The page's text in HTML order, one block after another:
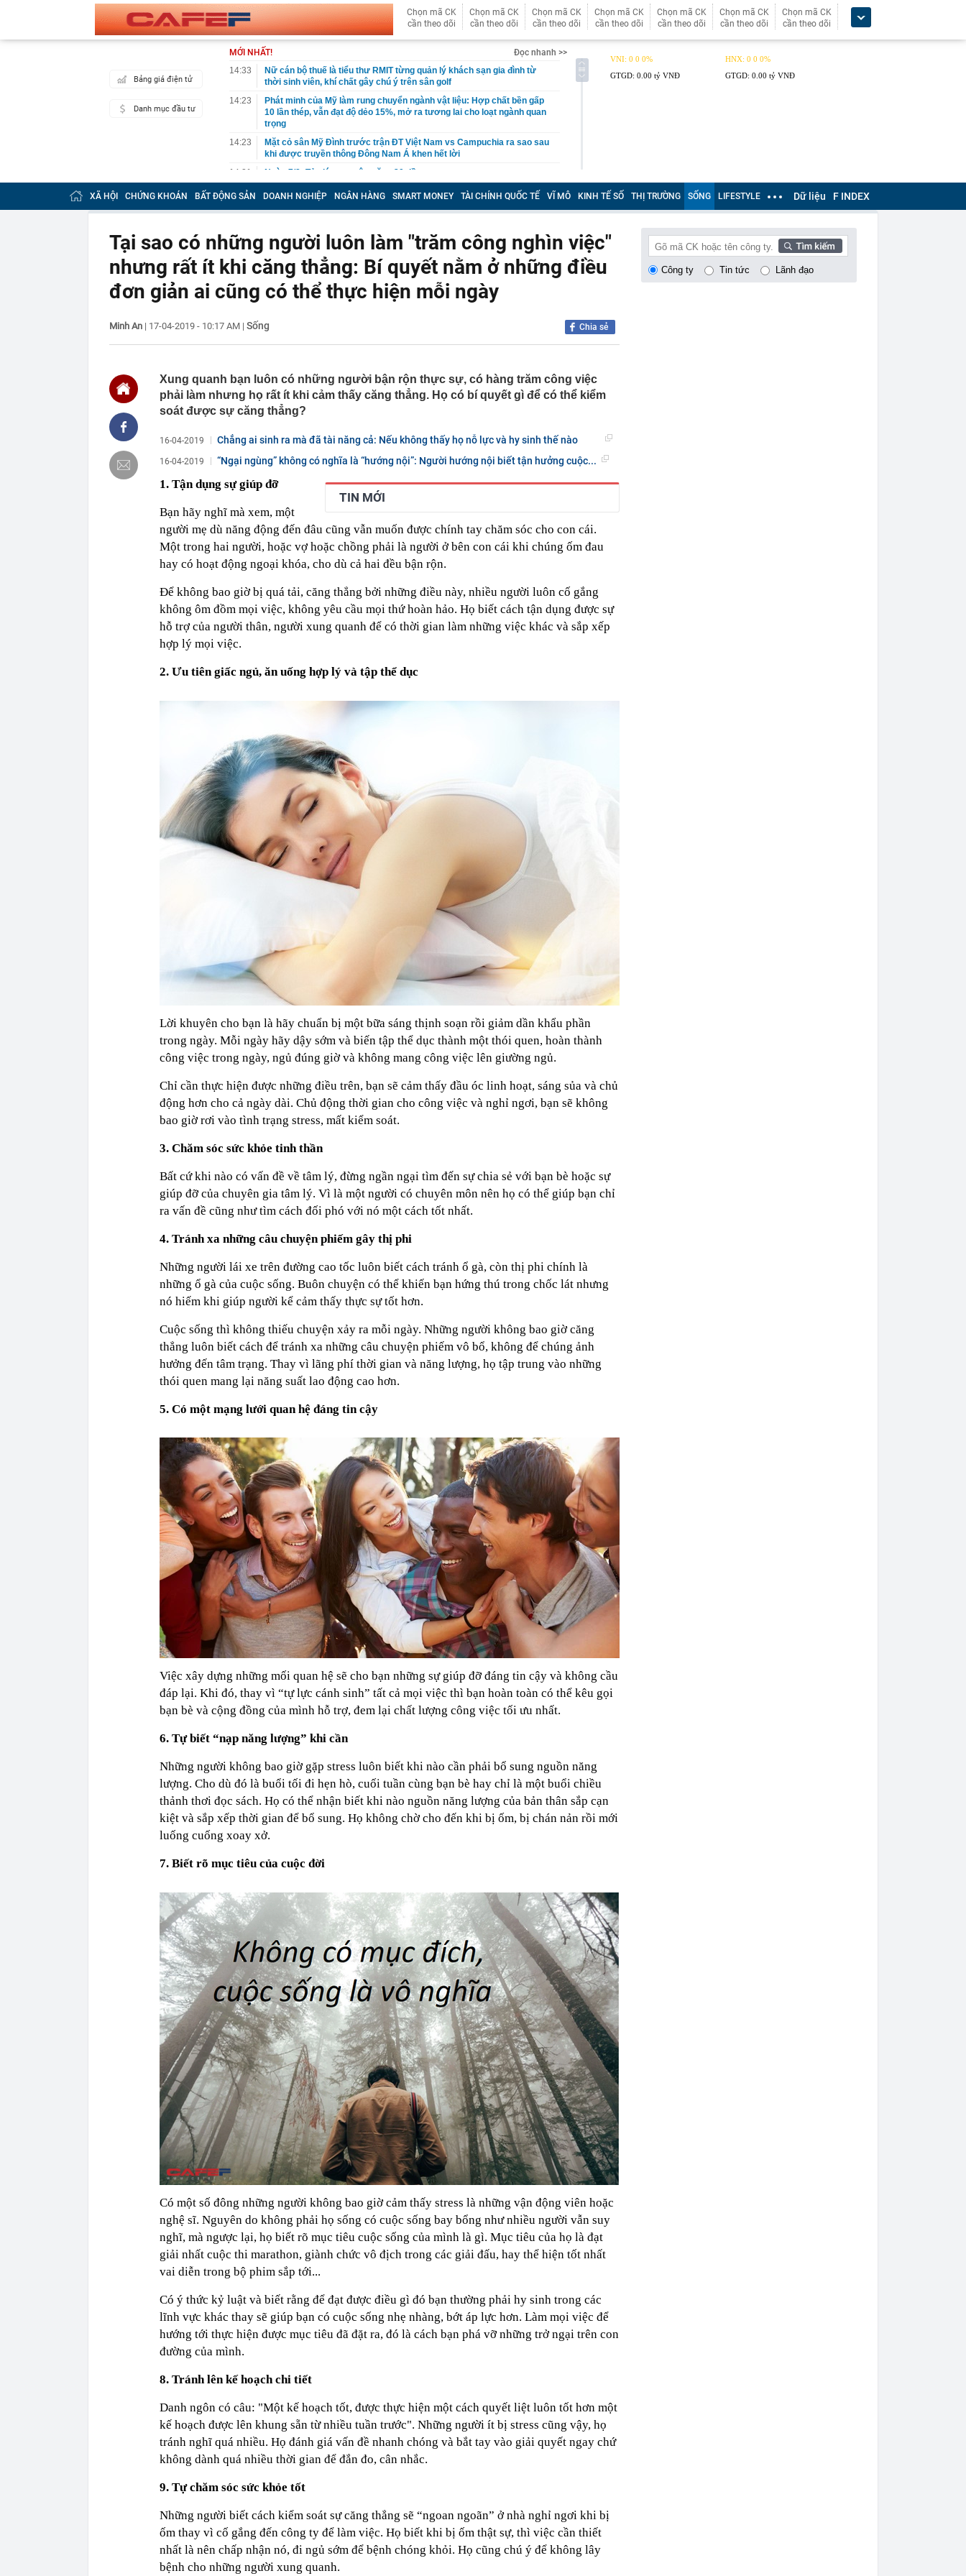
Chọn mã CK
cần theo dõi
Chọn mã CK
cần theo dõi
Chọn mã CK
cần theo dõi
Chọn mã CK
cần theo dõi
Chọn mã CK
cần theo dõi
Chọn mã CK
cần theo dõi
Chọn mã CK
cần theo dõi
Bảng giá điện tử
Danh mục đầu tư
MỚI NHẤT!
Đọc nhanh >>
14:33
Nữ cán bộ thuế là tiểu thư RMIT từng quản lý khách sạn gia đình từ
thời sinh viên, khí chất gây chú ý trên sân golf
14:23
Phát minh của Mỹ làm rung chuyển ngành vật liệu: Hợp chất bền gấp
10 lần thép, vẫn đạt độ dẻo 15%, mở ra tương lai cho loạt ngành quan
trọng
14:23
Mặt cỏ sân Mỹ Đình trước trận ĐT Việt Nam vs Campuchia ra sao sau
khi được truyền thông Đông Nam Á khen hết lời
14:21
Ngày 7/8: Tỷ giá trung tâm tăng 30 đồng
14:21
Việt Nam sắp có cao tốc 60km kết nối tới nước láng giềng: Liên danh
Sơn Hải trúng thầu hơn 5.000 tỷ đồng
giao công nghệ
14:18
Vinamilk sắp có thêm 8000 con bò
14:15
Ông Phạm Nhật Vượng xây công viên câu cá rừng ngập mặn 660 ha
rộng gấp 3 lần ở Singapore
14:15
Thi hành lệnh bắt tạm giam Văn Thị Thúy 37 tuổi liên quan số tiền 400
14:13
Khách Trung Quốc mê mẩn thức quà mùa thu này ở Hà Nội: Chỉ bán
theo mùa, ăn một lần là nhớ mãi
có cái nào thì xin chúc mừng!
14:02
Thương hiệu thời trang Việt thông báo đóng cửa sau 5 năm vận hành,
thừa nhận "không phải lúc nào cũng đẹp như trong ảnh"
14:00
TPHCM: Ô tô lưu thông một chiều đường Cách mạng Tháng Tám để thi
13:50
Tiếp viên hàng không hãng Vietnam Airlines mang quốc tịch Hàn Quốc:
Thuê nhà ở TP.HCM sống 1 mình, mê nhất là đi xe ôm công nghệ
Đại diện xã ở Lai Châu: Không tiếp nhận tiền từ thiện của Huấn Hoa
Hồng, chỉ có 24 bồn nước
13:46
Công an cảnh báo tới tất cả người dân khi làm hộ chiếu online
13:43
Một thành viên HĐQT VPBankS xin từ nhiệm
13:42
"Một thành phố toàn cầu không chỉ được xây bằng những công trình
biểu tượng, mà còn bằng những trải nghiệm khiến du khách muốn
quay trở lại"
XÃ HỘI CHỨNG KHOÁN BẤT ĐỘNG SẢN DOANH NGHIỆP NGÂN HÀNG SMART MONEY TÀI CHÍNH QUỐC TẾ VĨ MÔ KINH TẾ SỐ THỊ TRƯỜNG SỐNG LIFESTYLE Dữ liệu F INDEX
Tại sao có những người luôn làm "trăm công nghìn việc"
nhưng rất ít khi căng thẳng: Bí quyết nằm ở những điều
đơn giản ai cũng có thể thực hiện mỗi ngày
Minh An | 17-04-2019 - 10:17 AM | Sống Chia sẻ
Xung quanh bạn luôn có những người bận rộn thực sự, có hàng trăm công việc
phải làm nhưng họ rất ít khi cảm thấy căng thẳng. Họ có bí quyết gì để có thể kiểm
soát được sự căng thẳng?
16-04-2019
Chẳng ai sinh ra mà đã tài năng cả: Nếu không thấy họ nỗ lực và hy sinh thế nào
16-04-2019 “Ngại ngùng” không có nghĩa là “hướng nội”: Người hướng nội biết tận hưởng cuộc...
TIN MỚI
1. Tận dụng sự giúp đỡ
Bạn hãy nghĩ mà xem, một
người mẹ dù năng động đến đâu cũng vẫn muốn được chính tay chăm sóc cho con cái.
Một trong hai người, hoặc vợ hoặc chồng phải là người ở bên con cái khi chúng ốm đau
hay có hoạt động ngoại khóa, cho dù cả hai đều bận rộn.
Để không bao giờ bị quá tải, căng thẳng bởi những điều này, nhiều người luôn cố gắng
không ôm đồm mọi việc, không yêu cầu mọi thứ hoàn hảo. Họ biết cách tận dụng được sự
hỗ trợ của người thân, người xung quanh để có thời gian làm những việc khác và sắp xếp
hợp lý mọi việc.
2. Ưu tiên giấc ngủ, ăn uống hợp lý và tập thể dục
Lời khuyên cho bạn là hãy chuẩn bị một bữa sáng thịnh soạn rồi giảm dần khẩu phần
trong ngày. Mỗi ngày hãy dậy sớm và biến tập thể dục thành một thói quen, hoàn thành
công việc trong ngày, ngủ đúng giờ và không mang công việc lên giường ngủ.
Chỉ cần thực hiện được những điều trên, bạn sẽ cảm thấy đầu óc linh hoạt, sáng sủa và chủ
động hơn cho cả ngày dài. Chủ động thời gian cho công việc và nghỉ ngơi, bạn sẽ không
bao giờ rơi vào tình trạng stress, mất kiểm soát.
3. Chăm sóc sức khỏe tinh thần
Bất cứ khi nào có vấn đề về tâm lý, đừng ngần ngại tìm đến sự chia sẻ với bạn bè hoặc sự
giúp đỡ của chuyên gia tâm lý. Vì là một người có chuyên môn nên họ có thể giúp bạn chỉ
ra vấn đề cũng như tìm cách đối phó với nó một cách tốt nhất.
4. Tránh xa những câu chuyện phiếm gây thị phi
Những người lái xe trên đường cao tốc luôn biết cách tránh ổ gà, còn thị phi chính là
những ổ gà của cuộc sống. Buôn chuyện có thể khiến bạn hứng thú trong chốc lát nhưng
nó hiếm khi giúp người kể cảm thấy thực sự tốt hơn.
Cuộc sống thì không thiếu chuyện xảy ra mỗi ngày. Những người không bao giờ căng
thẳng luôn biết cách để tránh xa những câu chuyện phiếm vô bổ, không để chúng ảnh
hưởng đến tâm trạng. Thay vì lãng phí thời gian và năng lượng, họ tập trung vào những
thói quen mang lại năng suất lao động cao hơn.
5. Có một mạng lưới quan hệ đáng tin cậy
Việc xây dựng những mối quan hệ sẽ cho bạn những sự giúp đỡ đáng tin cậy và không cầu
đáp lại. Khi đó, thay vì “tự lực cánh sinh” tất cả mọi việc thì bạn hoàn toàn có thể kêu gọi
bạn bè và cộng đồng của mình hỗ trợ, đem lại chất lượng công việc tối ưu nhất.
6. Tự biết “nạp năng lượng” khi cần
Những người không bao giờ gặp stress luôn biết khi nào cần phải bổ sung nguồn năng
lượng. Cho dù đó là buổi tối đi hẹn hò, cuối tuần cùng bạn bè hay chỉ là một buổi chiều
thảnh thơi đọc sách. Họ có thể nhận biết khi nào nguồn năng lượng của bản thân sắp cạn
kiệt và sắp xếp thời gian để bổ sung. Họ không chờ cho đến khi bị ốm, bị chán nản rồi mới
luống cuống xoay xở.
7. Biết rõ mục tiêu của cuộc đời
Có một số đông những người không bao giờ cảm thấy stress là những vận động viên hoặc
nghệ sĩ. Nguyên do không phải họ sống có cuộc sống bay bổng như nhiều người vẫn suy
nghĩ, mà ngược lại, họ biết rõ mục tiêu cuộc sống của mình là gì. Mục tiêu của họ là đạt
giải nhất cuộc thi marathon, giành chức vô địch trong các giải đấu, hay thể hiện tốt nhất
vai diễn trong bộ phim sắp tới...
Có ý thức kỷ luật và biết rằng để đạt được điều gì đó bạn thường phải hy sinh trong các
lĩnh vực khác thay sẽ giúp bạn có cuộc sống nhẹ nhàng, bớt áp lực hơn. Làm mọi việc để
hướng tới thực hiện được mục tiêu đã đặt ra, đó là cách bạn phá vỡ những trở ngại trên con
đường của mình.
8. Tránh lên kế hoạch chi tiết
Danh ngôn có câu: "Một kế hoạch tốt, được thực hiện một cách quyết liệt luôn tốt hơn một
kế hoạch được lên khung sẵn từ nhiều tuần trước". Những người ít bị stress cũng vậy, họ
tránh nghĩ quá nhiều. Họ đánh giá vấn đề nhanh chóng và bắt tay vào giải quyết ngay chứ
không dành quá nhiều thời gian để đắn đo, cân nhắc.
9. Tự chăm sóc sức khỏe tốt
Những người biết cách kiểm soát sự căng thẳng sẽ “ngoan ngoãn” ở nhà nghỉ ngơi khi bị
ốm thay vì cố gắng đến công ty để làm việc. Họ biết khi bị ốm thật sự, thì việc cần thiết
nhất là nên chấp nhận nó, đi ngủ sớm để bệnh chóng khỏi. Họ cũng chú ý để không lây
bệnh cho những người xung quanh.
Công ty Tin tức Lãnh đạo